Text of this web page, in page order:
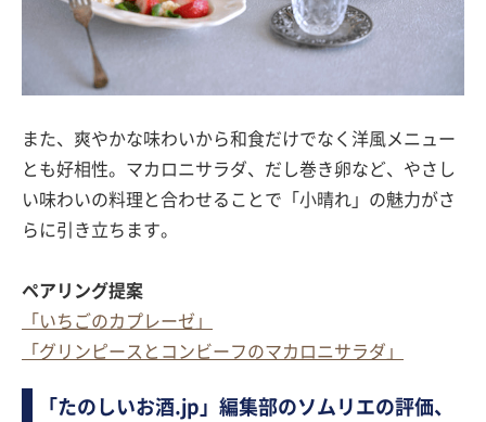
また、爽やかな味わいから和食だけでなく洋風メニュー
とも好相性。マカロニサラダ、だし巻き卵など、やさし
い味わいの料理と合わせることで「小晴れ」の魅力がさ
らに引き立ちます。
ペアリング提案
「いちごのカプレーゼ」
「グリンピースとコンビーフのマカロニサラダ」
「たのしいお酒.jp」編集部のソムリエの評価、